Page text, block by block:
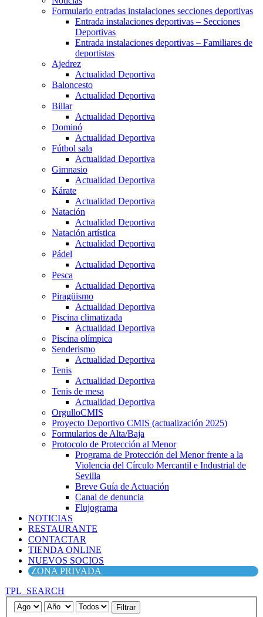
Formulario entradas instalaciones secciones deportivas
Entrada instalaciones deportivas – Secciones
Deportivas
Entrada instalaciones deportivas – Familiares de
deportistas
Ajedrez
Actualidad Deportiva
Baloncesto
Actualidad Deportiva
Billar
Actualidad Deportiva
Dominó
Actualidad Deportiva
Fútbol sala
Actualidad Deportiva
Gimnasio
Actualidad Deportiva
Kárate
Actualidad Deportiva
Natación
Actualidad Deportiva
Natación artística
Actualidad Deportiva
Pádel
Actualidad Deportiva
Pesca
Actualidad Deportiva
Piragüismo
Actualidad Deportiva
Piscina climatizada
Actualidad Deportiva
Piscina olímpica
Senderismo
Actualidad Deportiva
Tenis
Actualidad Deportiva
Tenis de mesa
Actualidad Deportiva
OrgulloCMIS
Proyecto Deportivo CMIS (actualización 2025)
Formularios de Alta/Baja
Protocolo de Protección al Menor
Programa de Protección del Menor frente a la
Violencia del Círculo Mercantil e Industrial de
Sevilla
Breve Guía de Actuación
Canal de denuncia
Flujograma
NOTICIAS
RESTAURANTE
CONTACTAR
TIENDA ONLINE
NUEVOS SOCIOS
ZONA PRIVADA
TPL_SEARCH
Filtrar